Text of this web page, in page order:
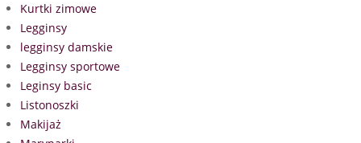
Kurtki zimowe
Legginsy
legginsy damskie
Legginsy sportowe
Leginsy basic
Listonoszki
Makijaż